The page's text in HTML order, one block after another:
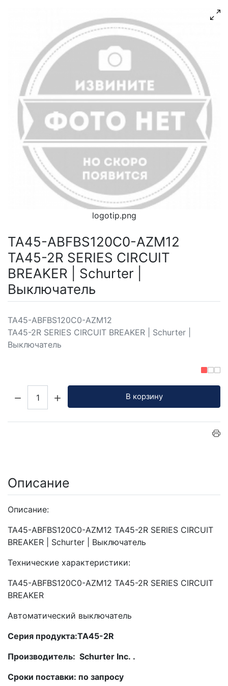
logotip.png
TA45-ABFBS120C0-AZM12
TA45-2R SERIES CIRCUIT
BREAKER | Schurter |
Выключатель
TA45-ABFBS120C0-AZM12
TA45-2R SERIES CIRCUIT BREAKER | Schurter |
Выключатель
В корзину
Описание
Описание:
TA45-ABFBS120C0-AZM12 TA45-2R SERIES CIRCUIT
BREAKER | Schurter | Выключатель
Технические характеристики:
TA45-ABFBS120C0-AZM12 TA45-2R SERIES CIRCUIT
BREAKER
Автоматический выключатель
Серия продукта:TA45-2R
Производитель: Schurter Inc. .
Сроки поставки: по запросу